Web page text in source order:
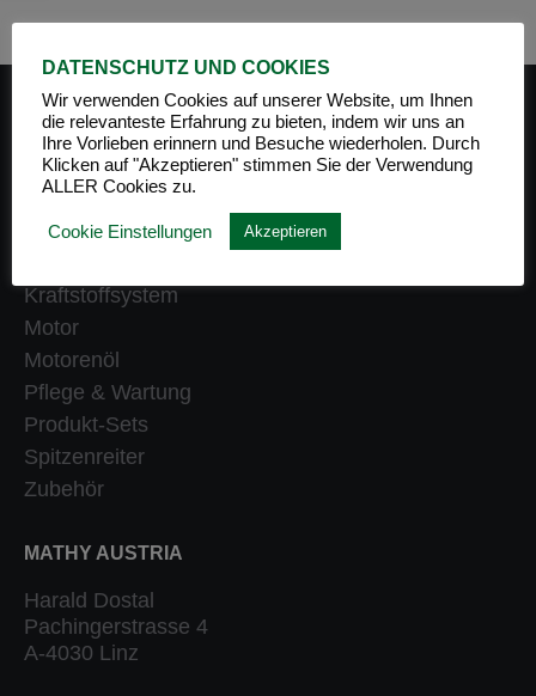
PRODUKT-KATEGORIEN
Getriebe
Heizung
Kraftstoffsystem
Motor
Motorenöl
Pflege & Wartung
Produkt-Sets
Spitzenreiter
Zubehör
MATHY AUSTRIA
Harald Dostal
Pachingerstrasse 4
A-4030 Linz
DATENSCHUTZ UND COOKIES
Wir verwenden Cookies auf unserer Website, um Ihnen
die relevanteste Erfahrung zu bieten, indem wir uns an
Ihre Vorlieben erinnern und Besuche wiederholen. Durch
Klicken auf "Akzeptieren" stimmen Sie der Verwendung
ALLER Cookies zu.
Cookie Einstellungen Akzeptieren